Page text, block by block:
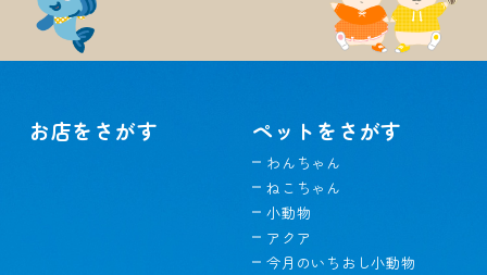
お店をさがす ペットをさがす
わんちゃん
ねこちゃん
小動物
アクア
今月のいちおし小動物